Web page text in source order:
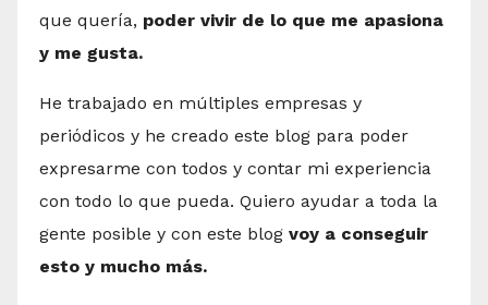
que quería, poder vivir de lo que me apasiona
y me gusta.
He trabajado en múltiples empresas y
periódicos y he creado este blog para poder
expresarme con todos y contar mi experiencia
con todo lo que pueda. Quiero ayudar a toda la
gente posible y con este blog voy a conseguir
esto y mucho más.